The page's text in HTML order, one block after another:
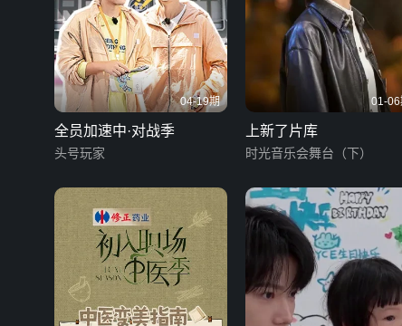
04-19期
全员加速中·对战季
头号玩家
01-06
上新了片库
时光音乐会舞台（下）